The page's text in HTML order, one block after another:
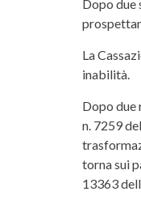
Dopo
La
inabilità.
Dopo due
n. 7259
torna sui
13363